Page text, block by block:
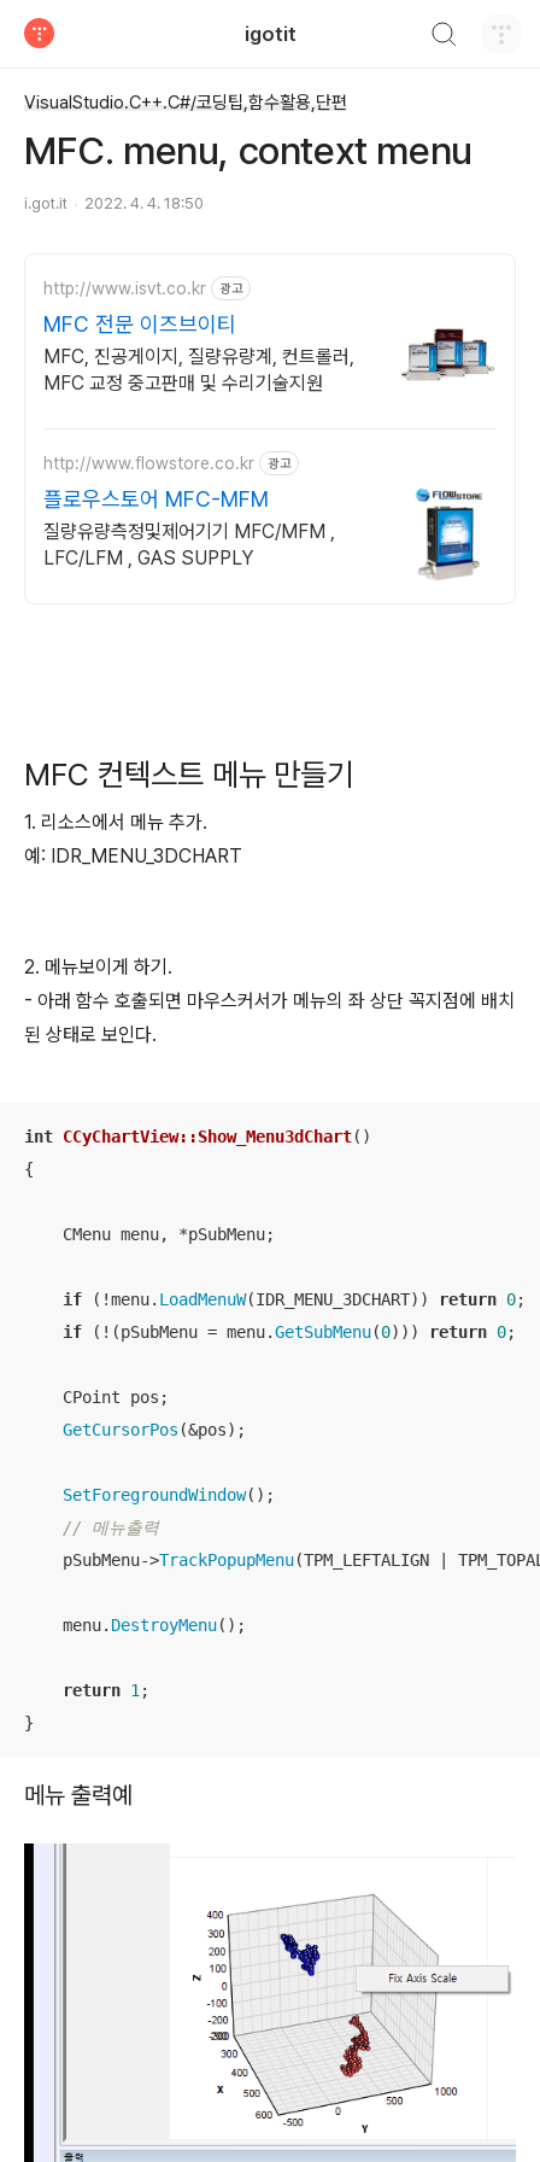
igotit
VisualStudio.C++.C#/코딩팁,함수활용,단편
MFC. menu, context menu
i.got.it 2022. 4. 4. 18:50
http://www.isvt.co.kr 광고
MFC 전문 이즈브이티
MFC, 진공게이지, 질량유량계, 컨트롤러,
MFC 교정 중고판매 및 수리기술지원
http://www.flowstore.co.kr 광고
플로우스토어 MFC-MFM
질량유량측정및제어기기 MFC/MFM ,
LFC/LFM , GAS SUPPLY
MFC 컨텍스트 메뉴 만들기
1. 리소스에서 메뉴 추가.
예: IDR_MENU_3DCHART
2. 메뉴보이게 하기.
- 아래 함수 호출되면 마우스커서가 메뉴의 좌 상단 꼭지점에 배치
된 상태로 보인다.
int CCyChartView::Show_Menu3dChart()
{
    CMenu menu, *pSubMenu;
if (!menu. LoadMenuW(IDR_MENU_3DCHART)) return 0;
if (!(pSubMenu = menu.GetSubMenu(0))) return 0;
    CPoint pos;
GetCursorPos (&pos);
SetForegroundWindow();
// 메뉴출력
    pSubMenu->
TrackPopupMenu(TPM_LEFTALIGN |
    menu.
DestroyMenu();
return 1 ;
}
메뉴 출력예